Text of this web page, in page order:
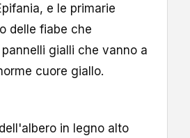
e le primarie
delle fiabe che
gialli che vanno a
cuore giallo.
in legno alto